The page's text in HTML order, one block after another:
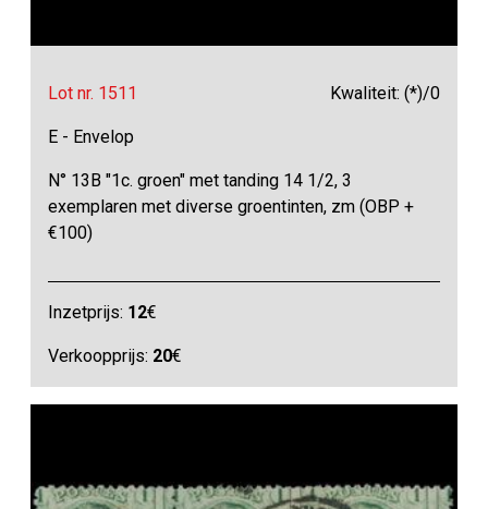
Lot nr. 1511 Kwaliteit: (*)/0
E - Envelop
N° 13B "1c. groen" met tanding 14 1/2, 3
exemplaren met diverse groentinten, zm (OBP +
€100)
Inzetprijs: 12€
Verkoopprijs: 20€